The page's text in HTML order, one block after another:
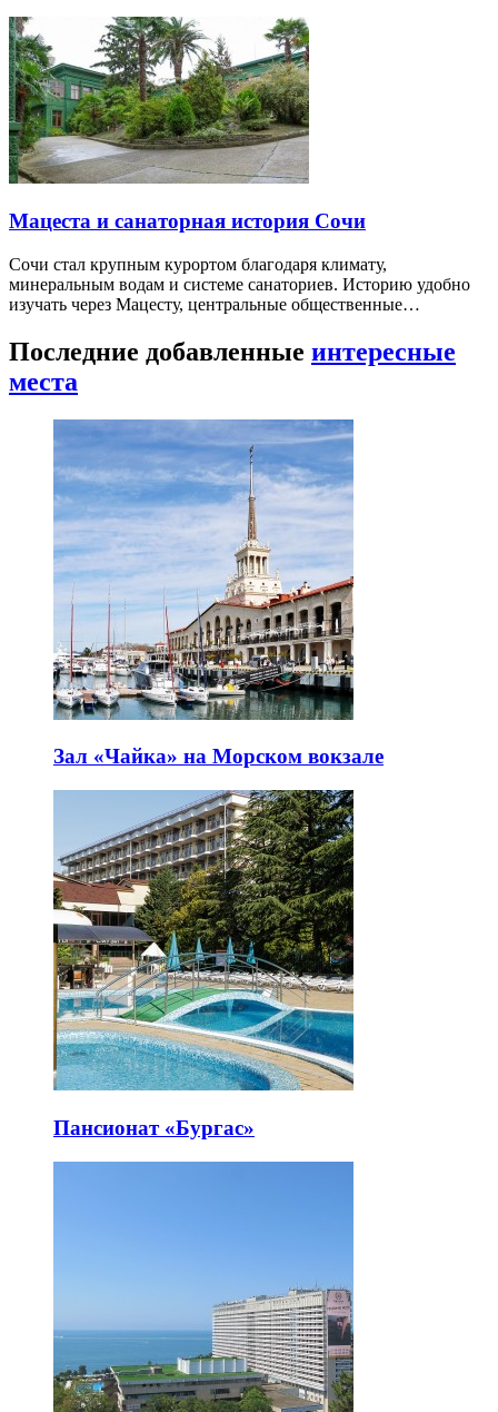
Мацеста и санаторная история Сочи
Сочи стал крупным курортом благодаря климату,
минеральным водам и системе санаториев. Историю удобно
изучать через Мацесту, центральные общественные…
Последние добавленные интересные
места
Зал «Чайка» на Морском вокзале
Пансионат «Бургас»